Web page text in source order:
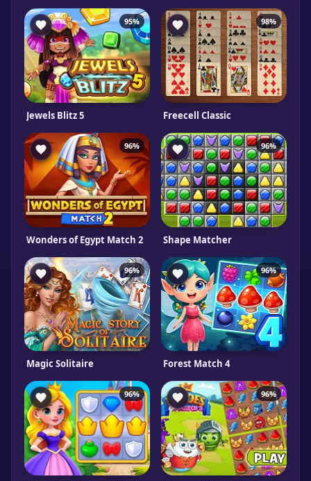
95%
Jewels Blitz 5
98%
Freecell Classic
96%
Wonders of Egypt Match 2
96%
Shape Matcher
96%
Magic Solitaire
96%
Forest Match 4
96% 96%